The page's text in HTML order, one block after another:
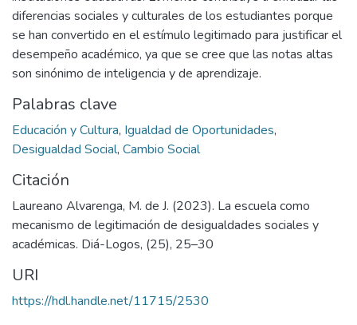
diferencias sociales y culturales de los estudiantes porque
se han convertido en el estímulo legitimado para justificar el
desempeño académico, ya que se cree que las notas altas
son sinónimo de inteligencia y de aprendizaje.
Palabras clave
Educación y Cultura, Igualdad de Oportunidades,
Desigualdad Social, Cambio Social
Citación
Laureano Alvarenga, M. de J. (2023). La escuela como
mecanismo de legitimación de desigualdades sociales y
académicas. Diá-Logos, (25), 25–30
URI
https://hdl.handle.net/11715/2530